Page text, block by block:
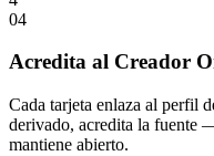
04
Acredita al Creador
Cada tarjeta enlaza al perfil
derivado, acredita la fuente
mantiene abierto.